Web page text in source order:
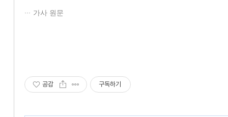
가사 원문
공감 구독하기